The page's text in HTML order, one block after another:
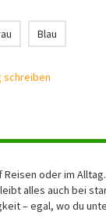
Blau
schreiben
oder im
alles auch bei
– egal, wo du